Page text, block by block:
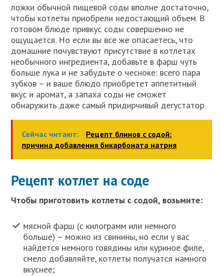
ложки обычной пищевой соды вполне достаточно,
чтобы котлеты приобрели недостающий объем. В
готовом блюде привкус соды совершенно не
ощущается. Но если вы все же опасаетесь, что
домашние почувствуют присутствие в котлетах
необычного ингредиента, добавьте в фарш чуть
больше лука и не забудьте о чесноке: всего пара
зубков – и ваше блюдо приобретет аппетитный
вкус и аромат, а запаха соды не сможет
обнаружить даже самый придирчивый дегустатор.
Сейчас читают:
Рецепт блинов с содой:
причина добавления бикарбоната натрия
Рецепт котлет на соде
Чтобы приготовить котлеты с содой, возьмите:
мясной фарш (с килограмм или немного
больше) – можно из свинины, но если у вас
найдется немного говядины или куриное филе,
смело добавляйте, котлеты получатся намного
вкуснее;